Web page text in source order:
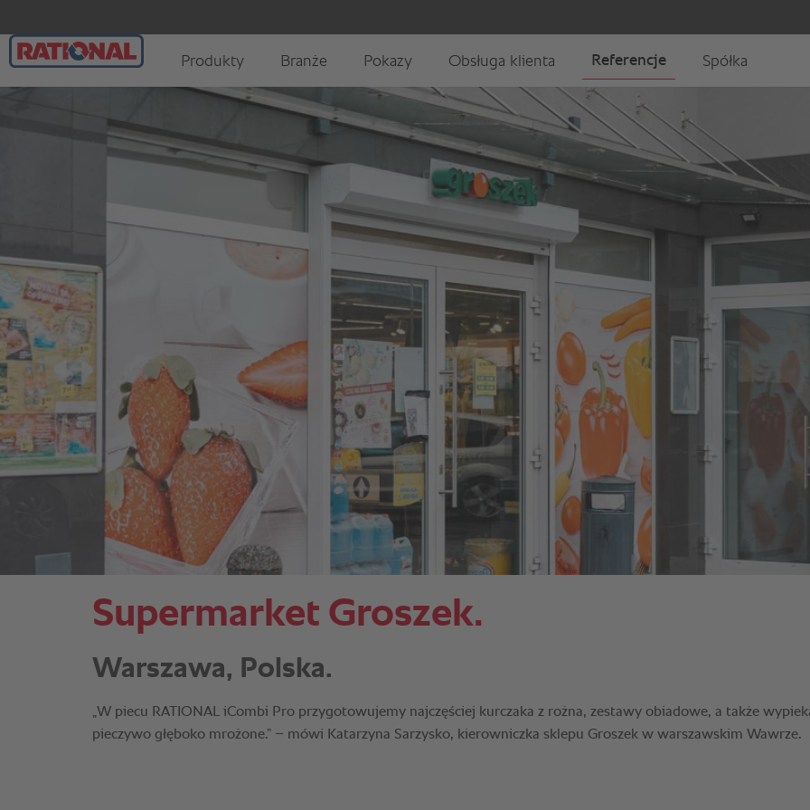
Supermarket Groszek.
Warszawa, Polska.
„W piecu RATIONAL iCombi Pro przygotowujemy najczęściej kurczaka z rożna, zestawy obiadowe, a także
pieczywo głęboko mrożone.” – mówi Katarzyna Sarzysko, kierowniczka sklepu Groszek w warszawskim Wawrze.